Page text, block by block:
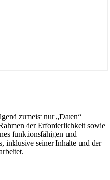
zumeist nur „Daten“
der Erforderlichkeit sowie
funktionsfähigen und
inklusive seiner Inhalte und der